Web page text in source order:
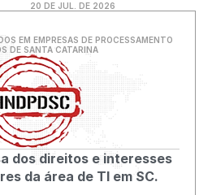
20 DE JUL. DE 2026
EM EMPRESAS DE PROCESSAMENTO
DE SANTA CATARINA
dos direitos e interesses
da área de TI em SC.